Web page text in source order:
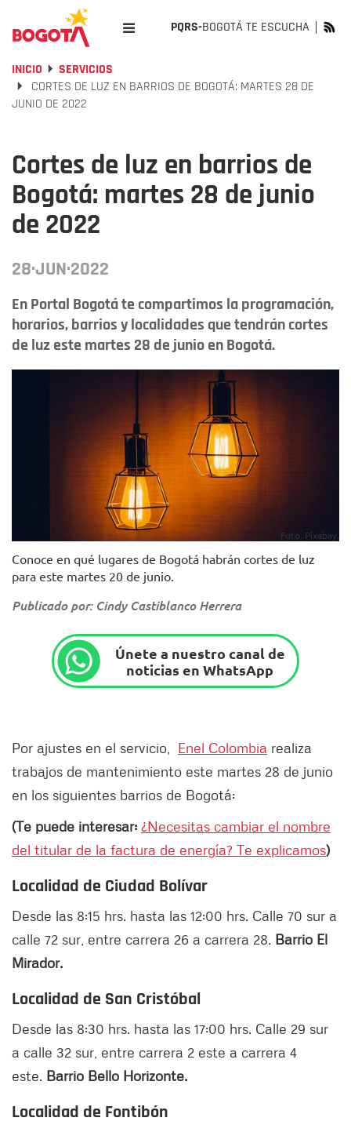
PQRS-BOGOTÁ TE ESCUCHA
INICIO
SERVICIOS
CORTES DE LUZ EN BARRIOS DE BOGOTÁ: MARTES 28 DE
JUNIO DE 2022
Cortes de luz en barrios de
Bogotá: martes 28 de junio
de 2022
28·JUN·2022
En Portal Bogotá te compartimos la programación,
horarios, barrios y localidades que tendrán cortes
de luz este martes 28 de junio en Bogotá.
Foto. Pixabay.
Conoce en qué lugares de Bogotá habrán cortes de luz
para este martes 20 de junio.
Publicado por: Cindy Castiblanco Herrera
Únete a nuestro canal de
noticias en WhatsApp
Por ajustes en el servicio, Enel Colombia realiza
trabajos de mantenimiento este martes 28 de junio
en los siguientes barrios de Bogotá:
(Te puede interesar: ¿Necesitas cambiar el nombre
del titular de la factura de energía? Te explicamos)
Localidad de Ciudad Bolívar
Desde las 8:15 hrs. hasta las 12:00 hrs. Calle 70 sur a
calle 72 sur, entre carrera 26 a carrera 28. Barrio El
Mirador.
Localidad de San Cristóbal
Desde las 8:30 hrs. hasta las 17:00 hrs. Calle 29 sur
a calle 32 sur, entre carrera 2 este a carrera 4
este. Barrio Bello Horizonte.
Localidad de Fontibón